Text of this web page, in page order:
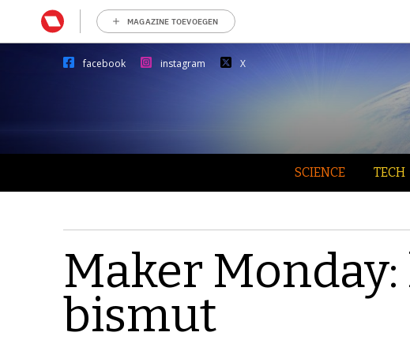
MAGAZINE TOEVOEGEN
facebook instagram X
SCIENCE TECH
Maker
bismut